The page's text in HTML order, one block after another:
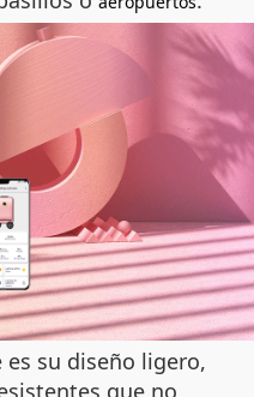
su diseño ligero,